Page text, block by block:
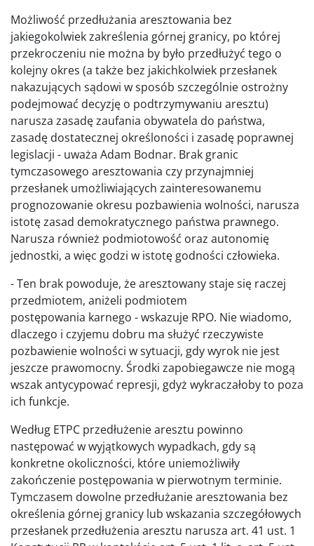
Możliwość przedłużania aresztowania bez
jakiegokolwiek zakreślenia górnej granicy, po której
przekroczeniu nie można by było przedłużyć tego o
kolejny okres (a także bez jakichkolwiek przesłanek
nakazujących sądowi w sposób szczególnie ostrożny
podejmować decyzję o podtrzymywaniu aresztu)
narusza zasadę zaufania obywatela do państwa,
zasadę dostatecznej określoności i zasadę poprawnej
legislacji - uważa Adam Bodnar. Brak granic
tymczasowego aresztowania czy przynajmniej
przesłanek umożliwiających zainteresowanemu
prognozowanie okresu pozbawienia wolności, narusza
istotę zasad demokratycznego państwa prawnego.
Narusza również podmiotowość oraz autonomię
jednostki, a więc godzi w istotę godności człowieka.
- Ten brak powoduje, że aresztowany staje się raczej
przedmiotem, aniżeli podmiotem
postępowania karnego - wskazuje RPO. Nie wiadomo,
dlaczego i czyjemu dobru ma służyć rzeczywiste
pozbawienie wolności w sytuacji, gdy wyrok nie jest
jeszcze prawomocny. Środki zapobiegawcze nie mogą
wszak antycypować represji, gdyż wykraczałoby to poza
ich funkcje.
Według ETPC przedłużenie aresztu powinno
następować w wyjątkowych wypadkach, gdy są
konkretne okoliczności, które uniemożliwiły
zakończenie postępowania w pierwotnym terminie.
Tymczasem dowolne przedłużanie aresztowania bez
określenia górnej granicy lub wskazania szczegółowych
przesłanek przedłużenia aresztu narusza art. 41 ust. 1